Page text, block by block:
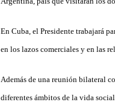
En Cuba, el Presidente trabajará
en los lazos comerciales y en las
Además de una reunión bilateral
diferentes ámbitos de la vida